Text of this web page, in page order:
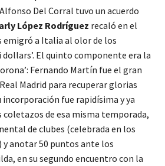
Del Corral tuvo un acuerdo
López Rodríguez recaló en el
emigró a Italia al olor de los
El quinto componente era la
Fernando Martín fue el gran
Madrid para recuperar glorias
incorporación fue rapidísima y ya
de esa misma temporada,
de clubes (celebrada en los
y anotar 50 puntos ante los
en su segundo encuentro con la